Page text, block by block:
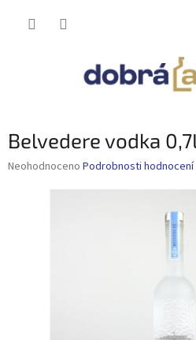
Belvedere vodka
Průměrné
Neohodnoceno Podrobnosti hodnocení